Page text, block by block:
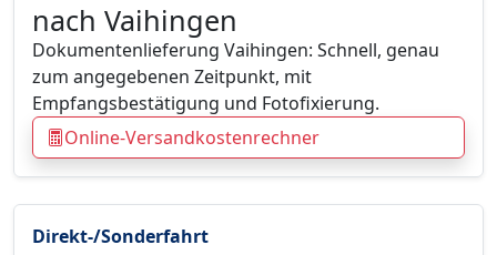
Direkt-/Sonderfahrt
nach Vaihingen
Dokumentenlieferung Vaihingen: Schnell, genau
zum angegebenen Zeitpunkt, mit
Empfangsbestätigung und Fotofixierung.
Online-Versandkostenrechner